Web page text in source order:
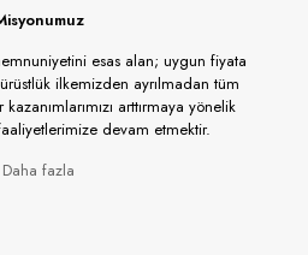
esas alan; uygun fiyata
ilkemizden ayrılmadan tüm
arttırmaya yönelik
devam etmektir.
Daha fazla